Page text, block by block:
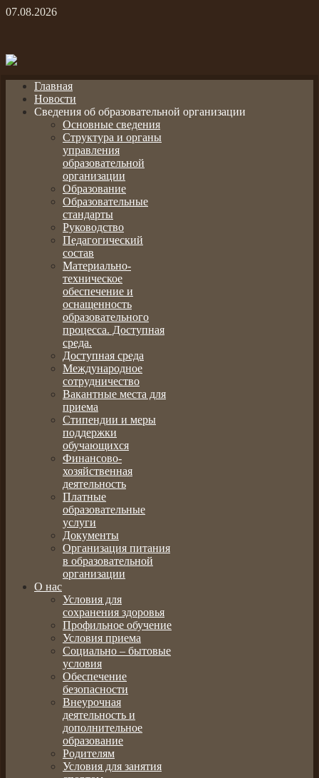
07.08.2026
Главная
Новости
Сведения об образовательной организации
Основные сведения
Структура и органы
управления
образовательной
организации
Образование
Образовательные
стандарты
Руководство
Педагогический
состав
Материально-
техническое
обеспечение и
оснащенность
образовательного
процесса. Доступная
среда.
Доступная среда
Международное
сотрудничество
Вакантные места для
приема
Стипендии и меры
поддержки
обучающихся
Финансово-
хозяйственная
деятельность
Платные
образовательные
услуги
Документы
Организация питания
в образовательной
организации
О нас
Условия для
сохранения здоровья
Профильное обучение
Условия приема
Социально – бытовые
условия
Обеспечение
безопасности
Внеурочная
деятельность и
дополнительное
образование
Родителям
Условия для занятия